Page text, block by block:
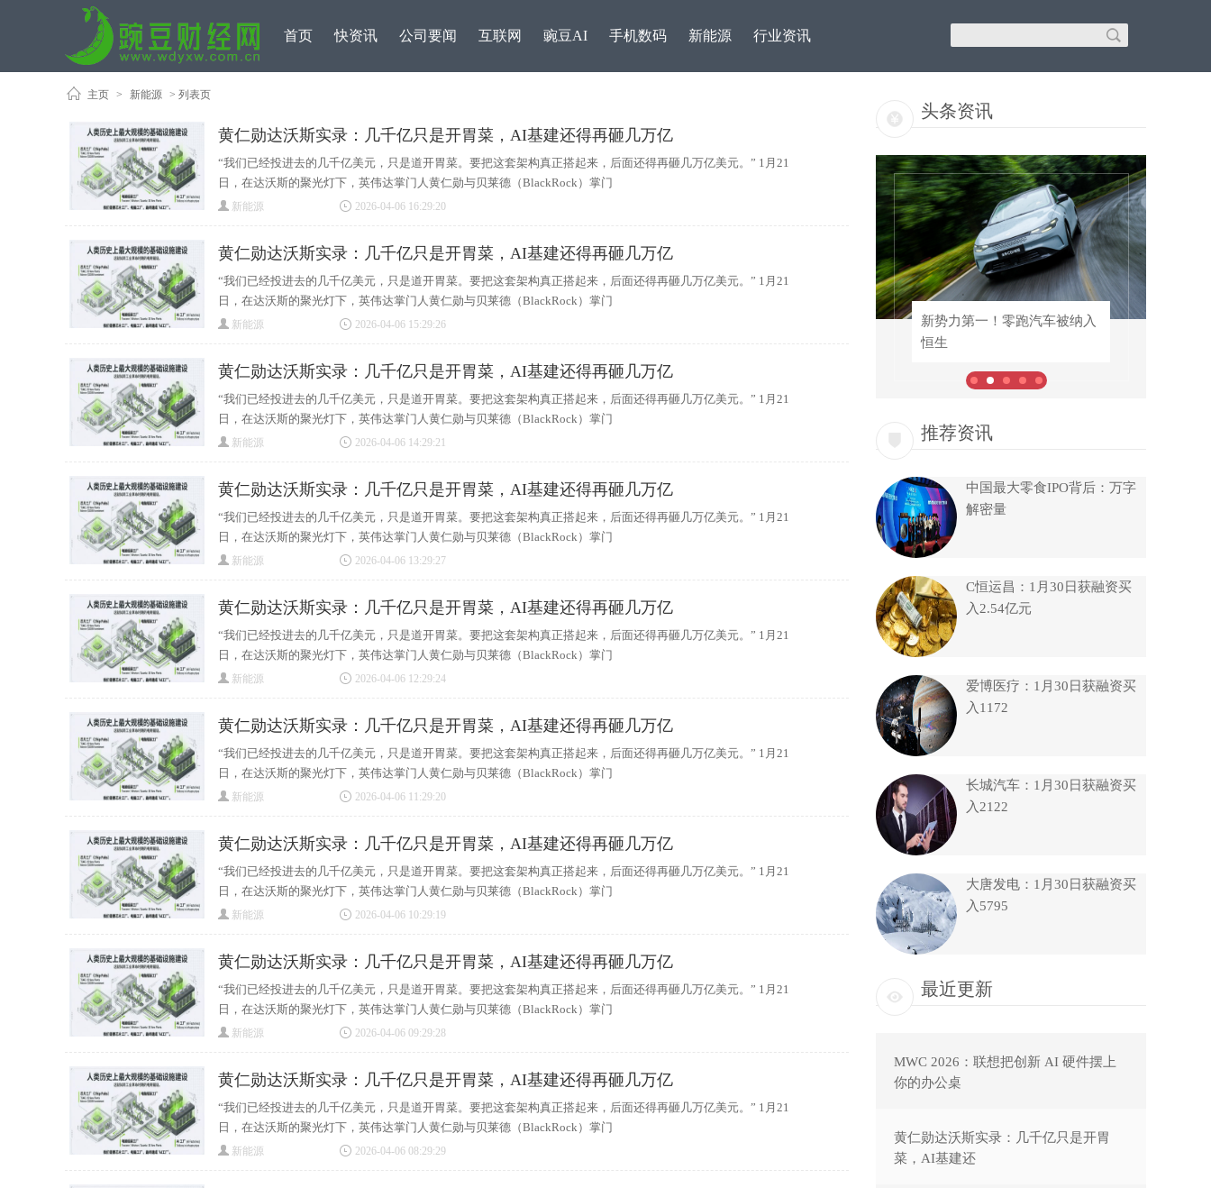
首页 快资讯 公司要闻 互联网 豌豆AI 手机数码 新能源 行业资讯
主页 > 新能源 > 列表页
黄仁勋达沃斯实录：几千亿只是开胃菜，AI基建还得再砸几万亿
“我们已经投进去的几千亿美元，只是道开胃菜。要把这套架构真正搭起来，后面还得再砸几万亿美元。” 1月21
日，在达沃斯的聚光灯下，英伟达掌门人黄仁勋与贝莱德（BlackRock）掌门
新能源 2026-04-06 16:29:20
黄仁勋达沃斯实录：几千亿只是开胃菜，AI基建还得再砸几万亿
“我们已经投进去的几千亿美元，只是道开胃菜。要把这套架构真正搭起来，后面还得再砸几万亿美元。” 1月21
日，在达沃斯的聚光灯下，英伟达掌门人黄仁勋与贝莱德（BlackRock）掌门
新能源 2026-04-06 15:29:26
黄仁勋达沃斯实录：几千亿只是开胃菜，AI基建还得再砸几万亿
“我们已经投进去的几千亿美元，只是道开胃菜。要把这套架构真正搭起来，后面还得再砸几万亿美元。” 1月21
日，在达沃斯的聚光灯下，英伟达掌门人黄仁勋与贝莱德（BlackRock）掌门
新能源 2026-04-06 14:29:21
黄仁勋达沃斯实录：几千亿只是开胃菜，AI基建还得再砸几万亿
“我们已经投进去的几千亿美元，只是道开胃菜。要把这套架构真正搭起来，后面还得再砸几万亿美元。” 1月21
日，在达沃斯的聚光灯下，英伟达掌门人黄仁勋与贝莱德（BlackRock）掌门
新能源 2026-04-06 13:29:27
黄仁勋达沃斯实录：几千亿只是开胃菜，AI基建还得再砸几万亿
“我们已经投进去的几千亿美元，只是道开胃菜。要把这套架构真正搭起来，后面还得再砸几万亿美元。” 1月21
日，在达沃斯的聚光灯下，英伟达掌门人黄仁勋与贝莱德（BlackRock）掌门
新能源 2026-04-06 12:29:24
黄仁勋达沃斯实录：几千亿只是开胃菜，AI基建还得再砸几万亿
“我们已经投进去的几千亿美元，只是道开胃菜。要把这套架构真正搭起来，后面还得再砸几万亿美元。” 1月21
日，在达沃斯的聚光灯下，英伟达掌门人黄仁勋与贝莱德（BlackRock）掌门
新能源 2026-04-06 11:29:20
黄仁勋达沃斯实录：几千亿只是开胃菜，AI基建还得再砸几万亿
“我们已经投进去的几千亿美元，只是道开胃菜。要把这套架构真正搭起来，后面还得再砸几万亿美元。” 1月21
日，在达沃斯的聚光灯下，英伟达掌门人黄仁勋与贝莱德（BlackRock）掌门
新能源 2026-04-06 10:29:19
黄仁勋达沃斯实录：几千亿只是开胃菜，AI基建还得再砸几万亿
“我们已经投进去的几千亿美元，只是道开胃菜。要把这套架构真正搭起来，后面还得再砸几万亿美元。” 1月21
日，在达沃斯的聚光灯下，英伟达掌门人黄仁勋与贝莱德（BlackRock）掌门
新能源 2026-04-06 09:29:28
黄仁勋达沃斯实录：几千亿只是开胃菜，AI基建还得再砸几万亿
“我们已经投进去的几千亿美元，只是道开胃菜。要把这套架构真正搭起来，后面还得再砸几万亿美元。” 1月21
日，在达沃斯的聚光灯下，英伟达掌门人黄仁勋与贝莱德（BlackRock）掌门
新能源 2026-04-06 08:29:29
头条资讯
新势力第一！零跑汽车被纳入
恒生
SSS级战斗天使！vivo S50 Pro
mini首批
推荐资讯
中国最大零食IPO背后：万字
解密量
C恒运昌：1月30日获融资买
入2.54亿元
爱博医疗：1月30日获融资买
入1172
长城汽车：1月30日获融资买
入2122
大唐发电：1月30日获融资买
入5795
最近更新
MWC 2026：联想把创新 AI 硬件摆上
你的办公桌
黄仁勋达沃斯实录：几千亿只是开胃
菜，AI基建还